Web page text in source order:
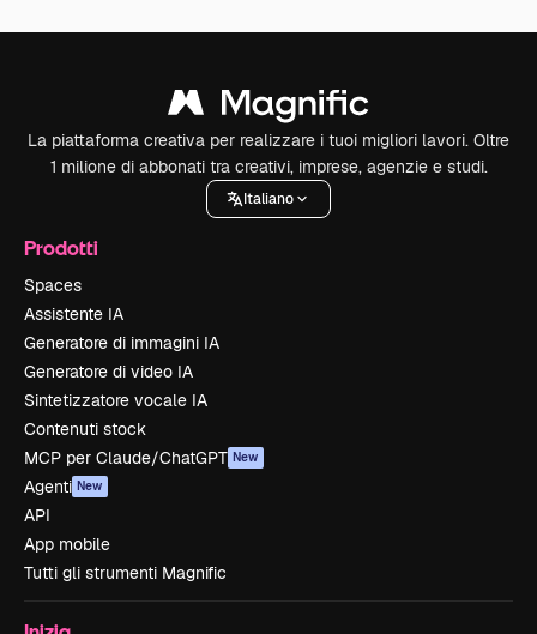
La piattaforma creativa per realizzare i tuoi migliori lavori. Oltre
1 milione di abbonati tra creativi, imprese, agenzie e studi.
Italiano
Prodotti
Spaces
Assistente IA
Generatore di immagini IA
Generatore di video IA
Sintetizzatore vocale IA
Contenuti stock
MCP per Claude/ChatGPT New
Agenti New
API
App mobile
Tutti gli strumenti Magnific